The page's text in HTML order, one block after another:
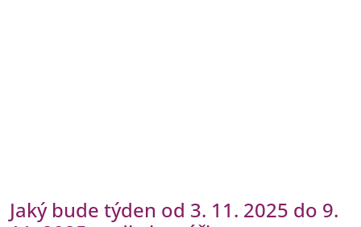
Jaký bude týden od 3. 11. 2025 do 9.